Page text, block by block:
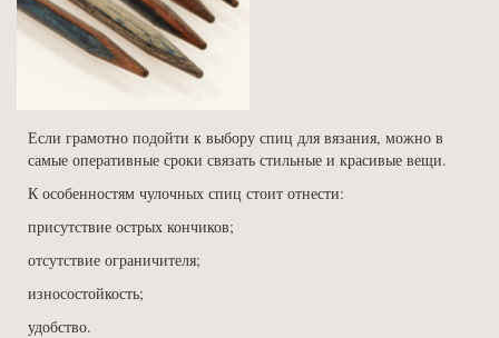
Если грамотно подойти к выбору спиц для вязания, можно в
самые оперативные сроки связать стильные и красивые вещи.
К особенностям чулочных спиц стоит отнести:
присутствие острых кончиков;
отсутствие ограничителя;
износостойкость;
удобство.